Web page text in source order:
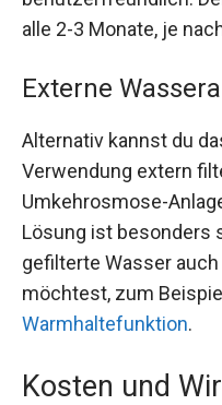
alle 2-3 Monate, je
Externe
Alternativ kannst du
Verwendung extern
Umkehrosmose-
Lösung ist besonders
gefilterte Wasser
möchtest, zum
Warmhaltefunktion.
Kosten und